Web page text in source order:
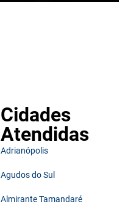
Cidades
Atendidas
Adrianópolis
Agudos do Sul
Almirante Tamandaré